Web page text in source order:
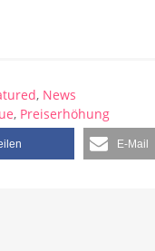
, News
, Preiserhöhung
E-Mail